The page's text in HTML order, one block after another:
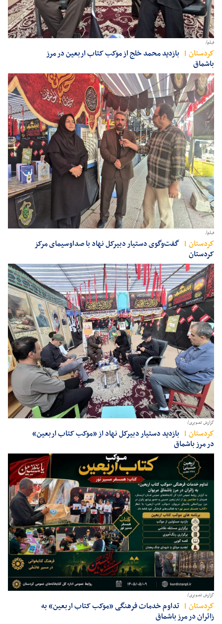
فیلم/
كردستان
بازدید محمد خلج از موکب کتاب اربعین در مرز
باشماق
فیلم/
كردستان
گفت‌وگوی دستیار دبیرکل نهاد با صداوسیمای مرکز
کردستان
گزارش تصویری/
كردستان
بازدید دستیار دبیرکل نهاد از «موکب کتاب اربعین»
در مرز باشماق
گزارش تصویری/
كردستان
تداوم خدمات فرهنگی «موکب کتاب اربعین» به
زائران در مرز باشماق